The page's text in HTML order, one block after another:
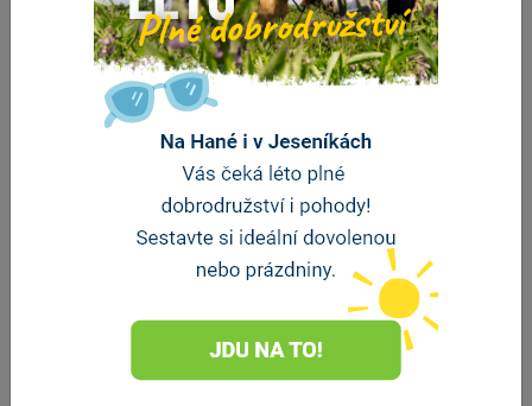
Velké Losiny
vzdálenost 7.8 km
ZOBRAZIT DALŠÍ